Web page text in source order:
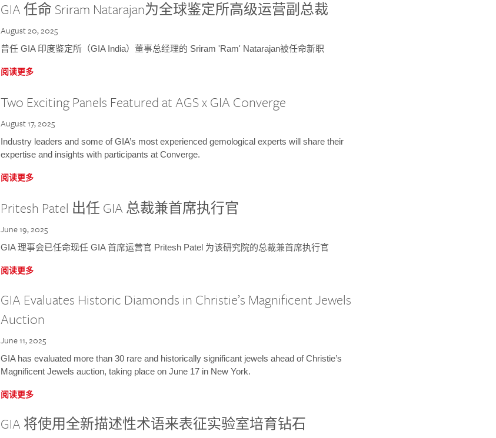
GIA 任命 Sriram Natarajan为全球鉴定所高级运营副总裁
August 20, 2025
曾任 GIA 印度鉴定所（GIA India）董事总经理的 Sriram 'Ram' Natarajan被任命新职
阅读更多
Two Exciting Panels Featured at AGS x GIA Converge
August 17, 2025
Industry leaders and some of GIA’s most experienced gemological experts will share their
expertise and insights with participants at Converge.
阅读更多
Pritesh Patel 出任 GIA 总裁兼首席执行官
June 19, 2025
GIA 理事会已任命现任 GIA 首席运营官 Pritesh Patel 为该研究院的总裁兼首席执行官
阅读更多
GIA Evaluates Historic Diamonds in Christie’s Magnificent Jewels
Auction
June 11, 2025
GIA has evaluated more than 30 rare and historically significant jewels ahead of Christie’s
Magnificent Jewels auction, taking place on June 17 in New York.
阅读更多
GIA 将使用全新描述性术语来表征实验室培育钻石